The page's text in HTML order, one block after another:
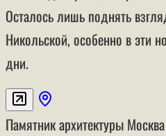
Осталось лишь поднять
Никольской, особенно в эти
дни.
Памятник архитектуры Москва